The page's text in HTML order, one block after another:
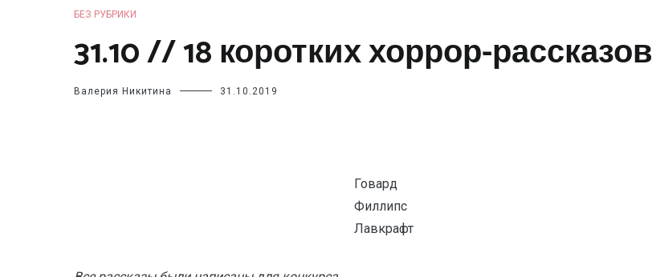
БЕЗ РУБРИКИ
31.10 // 18 коротких хоррор-рассказов
Валерия Никитина 31.10.2019
Говард
Филлипс
Лавкрафт